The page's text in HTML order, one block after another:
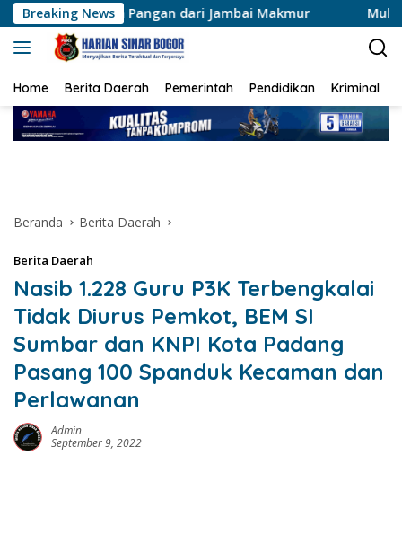
Langsung
ke
konten
Breaking News
dari Jambai Makmur Muktamar XVI Tapak
Home Berita Daerah Pemerintah Pendidikan Kriminal
Beranda Berita Daerah
Berita Daerah
Nasib 1.228 Guru P3K Terbengkalai
Tidak Diurus Pemkot, BEM SI
Sumbar dan KNPI Kota Padang
Pasang 100 Spanduk Kecaman dan
Perlawanan
Admin
September 9, 2022